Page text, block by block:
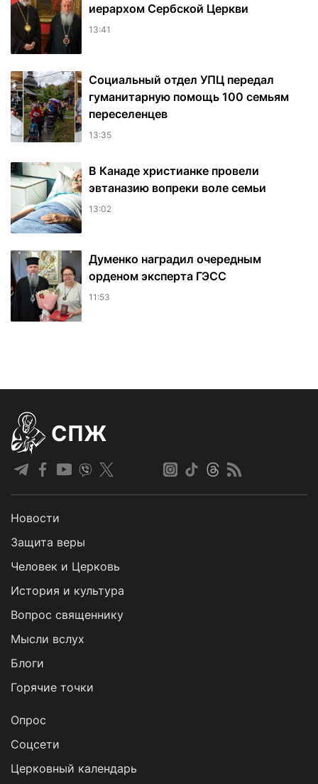
иерархом Сербской Церкви
13:41
Социальный отдел УПЦ передал
гуманитарную помощь 100 семьям
переселенцев
13:35
В Канаде христианке провели
эвтаназию вопреки воле семьи
13:02
Думенко наградил очередным
орденом эксперта ГЭСС
11:53
СПЖ
Новости
Защита веры
Человек и Церковь
История и культура
Вопрос священнику
Мысли вслух
Блоги
Горячие точки
Опрос
Cоцсети
Церковный календарь